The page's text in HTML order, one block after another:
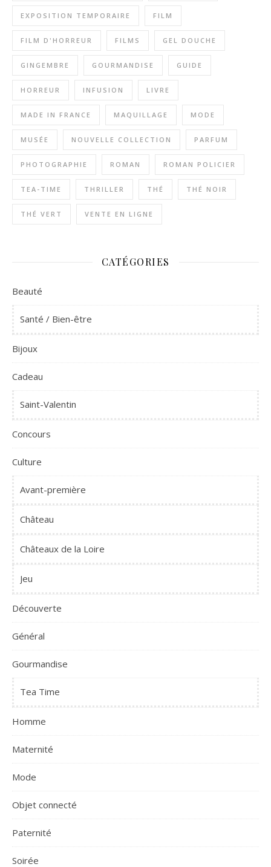
EXPOSITION TEMPORAIRE FILM
FILM D'HORREUR FILMS GEL DOUCHE
GINGEMBRE GOURMANDISE GUIDE
HORREUR INFUSION LIVRE
MADE IN FRANCE MAQUILLAGE MODE
MUSÉE NOUVELLE COLLECTION PARFUM
PHOTOGRAPHIE ROMAN ROMAN POLICIER
TEA-TIME THRILLER THÉ THÉ NOIR
THÉ VERT VENTE EN LIGNE
CATÉGORIES
Beauté
Santé / Bien-être
Bijoux
Cadeau
Saint-Valentin
Concours
Culture
Avant-première
Château
Châteaux de la Loire
Jeu
Découverte
Général
Gourmandise
Tea Time
Homme
Maternité
Mode
Objet connecté
Paternité
Soirée